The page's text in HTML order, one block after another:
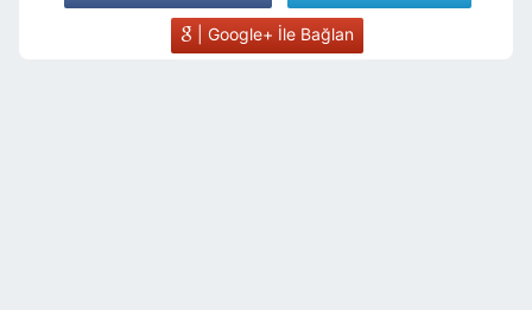
| Google+ İle Bağlan